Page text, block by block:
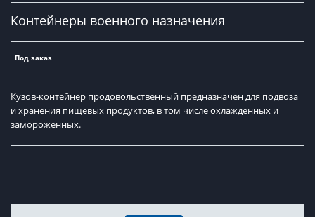
Контейнеры военного назначения
Под заказ
Кузов-контейнер продовольственный предназначен для подвоза
и хранения пищевых продуктов, в том числе охлажденных и
замороженных.